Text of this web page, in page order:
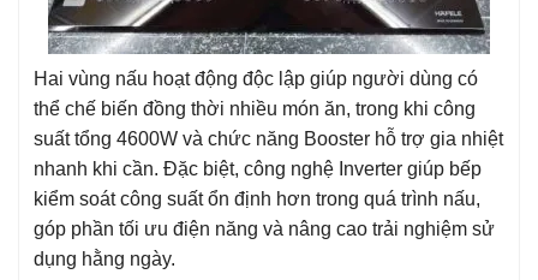
Hai vùng nấu hoạt động độc lập giúp người dùng có
thể chế biến đồng thời nhiều món ăn, trong khi công
suất tổng 4600W và chức năng Booster hỗ trợ gia nhiệt
nhanh khi cần. Đặc biệt, công nghệ Inverter giúp bếp
kiểm soát công suất ổn định hơn trong quá trình nấu,
góp phần tối ưu điện năng và nâng cao trải nghiệm sử
dụng hằng ngày.